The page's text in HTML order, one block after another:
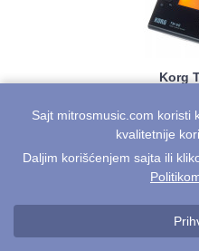
Korg
larger backlit display that can
simultaneously. The brightness can
The battery life is up to 130 hours,
Sajt mitrosmusic.com koristi
kvalitetnije
Daljim korišćenjem sajta ili